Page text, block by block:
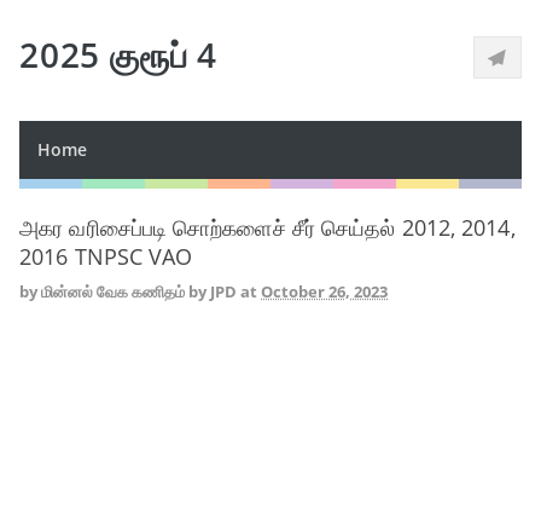
2025 குரூப் 4
Home
அகர வரிசைப்படி சொற்களைச் சீர் செய்தல் 2012, 2014,
2016 TNPSC VAO
byமின்னல் வேக கணிதம் by JPD at October 26, 2023